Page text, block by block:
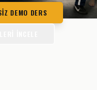
DEMO DERS